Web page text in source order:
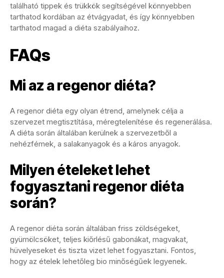
található tippek és trükkök segítségével könnyebben
tarthatod kordában az étvágyadat, és így könnyebben
tarthatod magad a diéta szabályaihoz.
FAQs
Mi az a regenor diéta?
A regenor diéta egy olyan étrend, amelynek célja a
szervezet megtisztítása, méregtelenítése és regenerálása.
A diéta során általában kerülnek a szervezetből a
nehézfémek, a salakanyagok és a káros anyagok.
Milyen ételeket lehet
fogyasztani regenor diéta
során?
A regenor diéta során általában friss zöldségeket,
gyümölcsöket, teljes kiőrlésű gabonákat, magvakat,
hüvelyeseket és tiszta vizet lehet fogyasztani. Fontos,
hogy az ételek lehetőleg bio minőségűek legyenek.